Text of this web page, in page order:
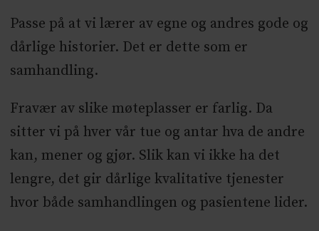
Passe på at vi lærer av egne og andres gode og
dårlige historier. Det er dette som er
samhandling.
Fravær av slike møteplasser er farlig. Da
sitter vi på hver vår tue og antar hva de andre
kan, mener og gjør. Slik kan vi ikke ha det
lengre, det gir dårlige kvalitative tjenester
hvor både samhandlingen og pasientene lider.